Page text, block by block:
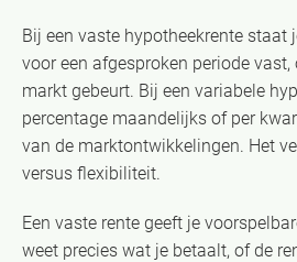
Bij een vaste hypotheekrente staat
voor een afgesproken periode
markt gebeurt. Bij een variabele
percentage maandelijks of per
van de marktontwikkelingen. Het
versus flexibiliteit.
Een vaste rente geeft je
weet precies wat je betaalt, of de